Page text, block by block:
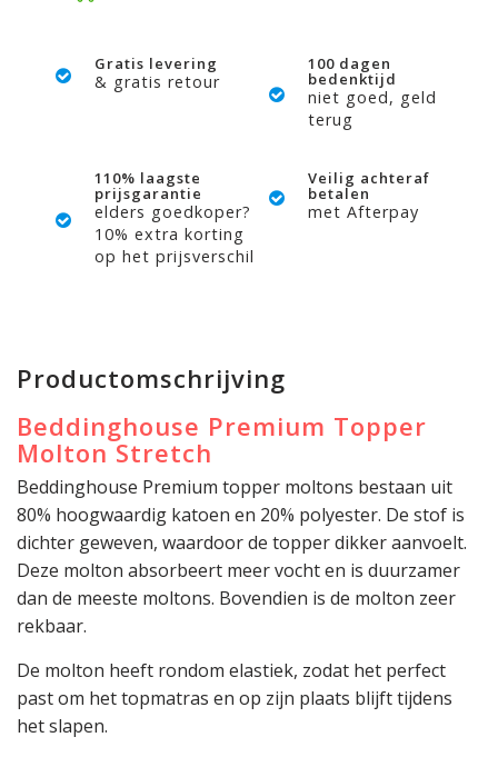
Gratis levering
& gratis retour
100 dagen
bedenktijd
niet goed, geld
terug
110% laagste
prijsgarantie
elders goedkoper?
10% extra korting
op het prijsverschil
Veilig achteraf
betalen
met Afterpay
Productomschrijving
Beddinghouse Premium Topper
Molton Stretch
Beddinghouse Premium topper moltons bestaan uit
80% hoogwaardig katoen en 20% polyester. De stof is
dichter geweven, waardoor de topper dikker aanvoelt.
Deze molton absorbeert meer vocht en is duurzamer
dan de meeste moltons. Bovendien is de molton zeer
rekbaar.
De molton heeft rondom elastiek, zodat het perfect
past om het topmatras en op zijn plaats blijft tijdens
het slapen.